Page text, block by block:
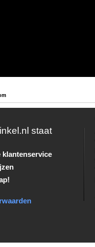
staat
klantenservice